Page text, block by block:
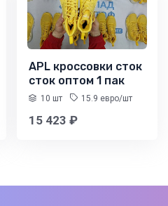
APL кроссовки сток
сток оптом 1 пак
10 шт 15.9 евро/шт
15 423 ₽